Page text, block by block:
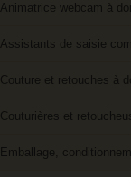
Animatrice webcam à
Assistants de saisie
Couture et retouches à
Couturières et
Emballage,